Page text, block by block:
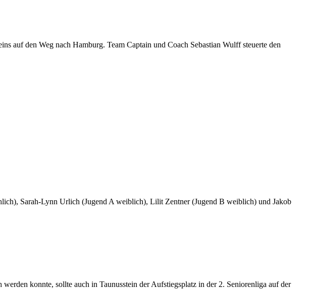
auf den Weg nach Hamburg. Team Captain und Coach Sebastian Wulff steuerte den
Sarah-Lynn Urlich (Jugend A weiblich), Lilit Zentner (Jugend B weiblich) und Jakob
konnte, sollte auch in Taunusstein der Aufstiegsplatz in der 2. Seniorenliga auf der